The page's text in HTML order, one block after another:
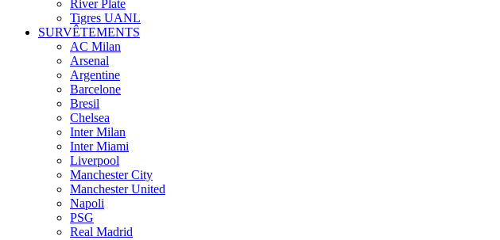
River Plate
Tigres UANL
SURVÊTEMENTS
AC Milan
Arsenal
Argentine
Barcelone
Bresil
Chelsea
Inter Milan
Inter Miami
Liverpool
Manchester City
Manchester United
Napoli
PSG
Real Madrid